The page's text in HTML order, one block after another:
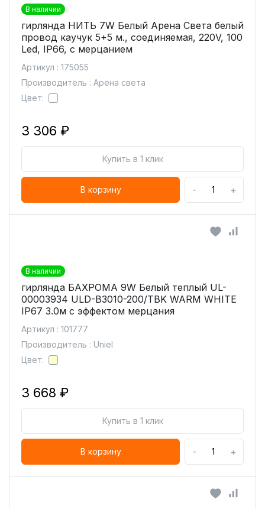
В наличии
гирлянда НИТЬ 7W Белый Арена Света белый
провод каучук 5+5 м., соединяемая, 220V, 100
Led, IP66, с мерцанием
Артикул : 175055
Производитель : Арена света
Цвет:
3 306 ₽
Купить в 1 клик
В корзину - +
В наличии
гирлянда БАХРОМА 9W Белый теплый UL-
00003934 ULD-B3010-200/TBK WARM WHITE
IP67 3.0м с эффектом мерцания
Артикул : 101777
Производитель : Uniel
Цвет:
3 668 ₽
Купить в 1 клик
В корзину - +